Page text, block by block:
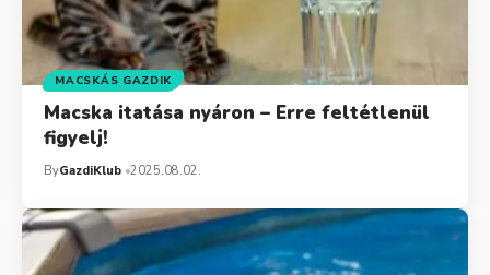
MACSKÁS GAZDIK
Macska itatása nyáron – Erre feltétlenül
figyelj!
ByGazdiKlub 2025.08.02.